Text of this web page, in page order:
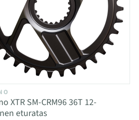
XTR SM-CRM96 36T 12-
eturatas